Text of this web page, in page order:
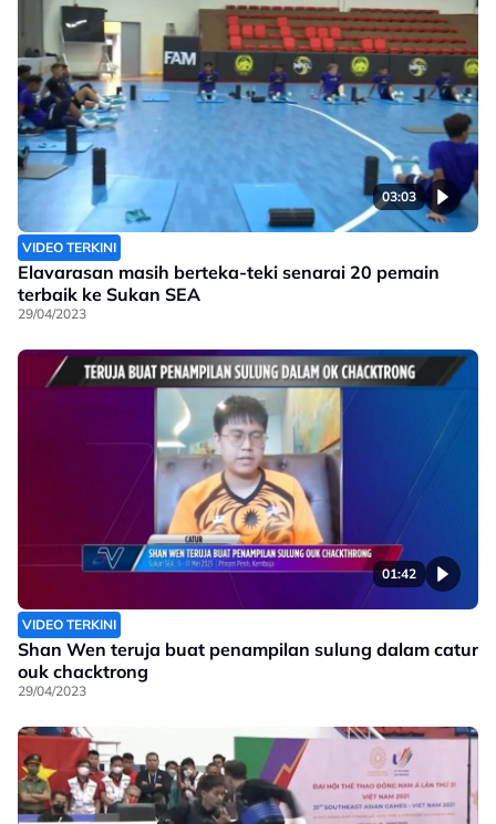
03:03
VIDEO TERKINI
Elavarasan masih berteka-teki senarai 20 pemain
terbaik ke Sukan SEA
29/04/2023
01:42
VIDEO TERKINI
Shan Wen teruja buat penampilan sulung dalam catur
ouk chacktrong
29/04/2023